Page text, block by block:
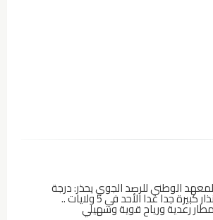
الوطني للرصد الجوي يحذر: درجة
إنذار كبيرة جدا غدا الأحد في 5 ولايات ..
رعدية ورياح قوية وشهيلي